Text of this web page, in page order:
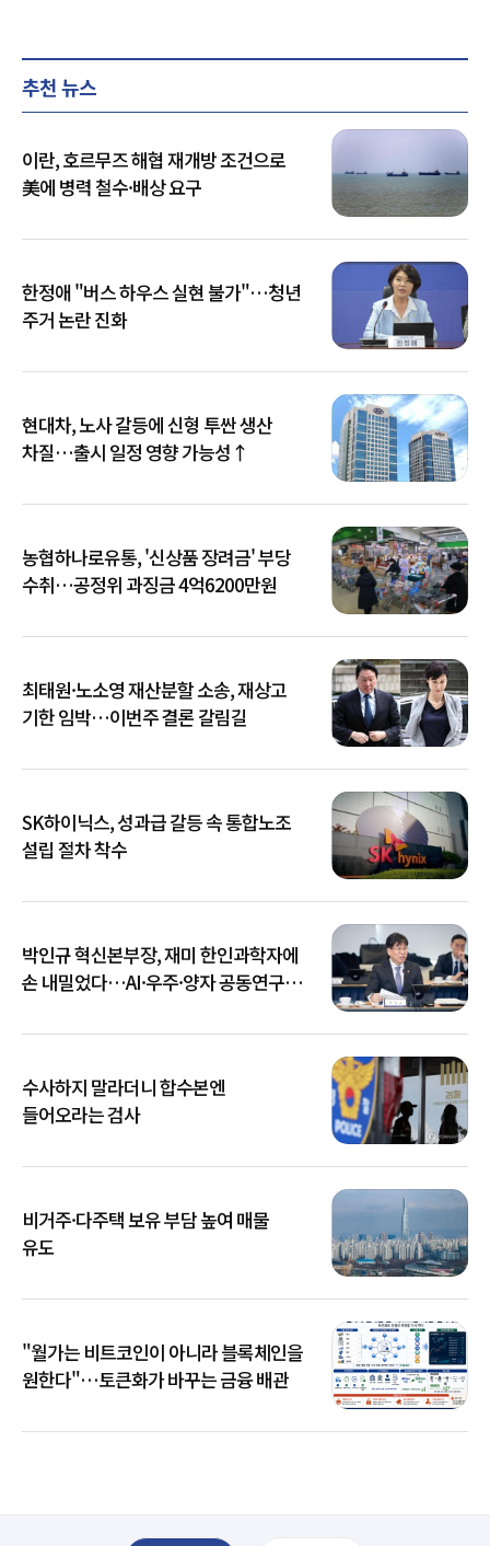
추천 뉴스
이란, 호르무즈 해협 재개방 조건으로
美에 병력 철수·배상 요구
한정애 "버스 하우스 실현 불가"…청년
주거 논란 진화
현대차, 노사 갈등에 신형 투싼 생산
차질…출시 일정 영향 가능성↑
농협하나로유통, '신상품 장려금' 부당
수취…공정위 과징금 4억6200만원
최태원·노소영 재산분할 소송, 재상고
기한 임박…이번주 결론 갈림길
SK하이닉스, 성과급 갈등 속 통합노조
설립 절차 착수
박인규 혁신본부장, 재미 한인과학자에
손 내밀었다…AI·우주·양자 공동연구
수사하지 말라더니 합수본엔
들어오라는 검사
비거주·다주택 보유 부담 높여 매물
유도
"월가는 비트코인이 아니라 블록체인을
원한다"…토큰화가 바꾸는 금융 배관